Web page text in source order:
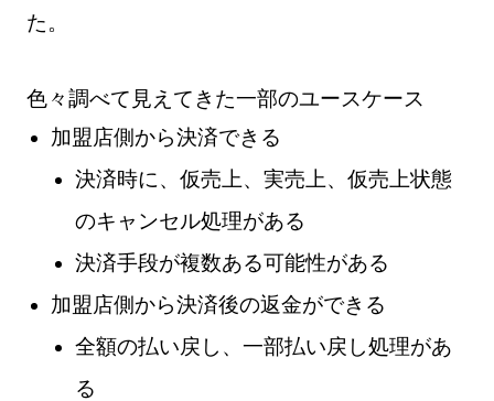
た。
色々調べて見えてきた一部のユースケース
加盟店側から決済できる
決済時に、仮売上、実売上、仮売上状態
のキャンセル処理がある
決済手段が複数ある可能性がある
加盟店側から決済後の返金ができる
全額の払い戻し、一部払い戻し処理があ
る